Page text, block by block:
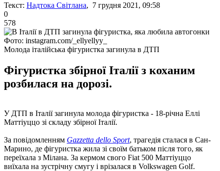
Текст: Надтока Світлана, 7 грудня 2021, 09:58
0
578
Фото: instagram.com/_ellyellyy_
Молода італійська фігуристка загинула в ДТП
Фігуристка збірної Італії з коханим
розбилася на дорозі.
У ДТП в Італії загинула молода фігуристка - 18-річна Еллі
Маттіуццо зі складу збірної Італії.
За повідомленням Gazzetta dello Sport, трагедія сталася в Сан-
Марино, де фігуристка жила зі своїм батьком після того, як
переїхала з Мілана. За кермом свого Fiat 500 Маттіуццо
виїхала на зустрічну смугу і врізалася в Volkswagen Golf.